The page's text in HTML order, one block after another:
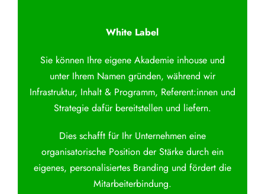
White Label
Sie können Ihre eigene Akademie inhouse und
unter Ihrem Namen gründen, während wir
Infrastruktur, Inhalt & Programm, Referent:innen und
Strategie dafür bereitstellen und liefern.
Dies schafft für Ihr Unternehmen eine
organisatorische Position der Stärke durch ein
eigenes, personalisiertes Branding und fördert die
Mitarbeiterbindung.